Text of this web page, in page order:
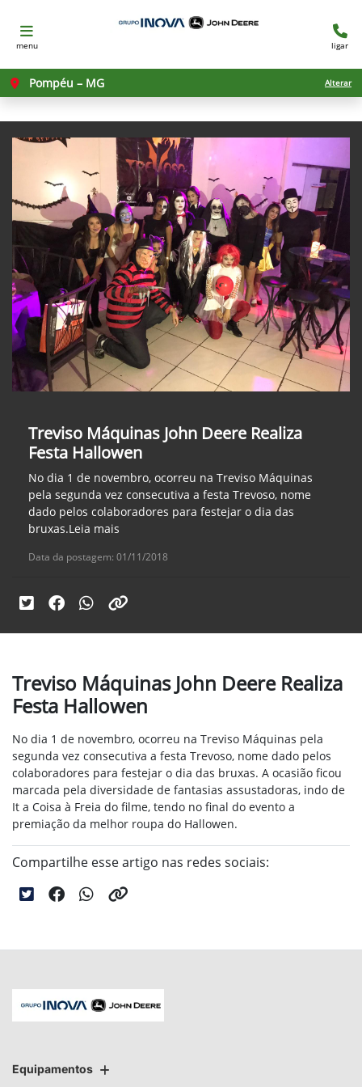
menu ligar
Pompéu – MG Alterar
Treviso Máquinas John Deere Realiza
Festa Hallowen
No dia 1 de novembro, ocorreu na Treviso Máquinas
pela segunda vez consecutiva a festa Trevoso, nome
dado pelos colaboradores para festejar o dia das
bruxas.Leia mais
Data da postagem: 01/11/2018
Treviso Máquinas John Deere Realiza
Festa Hallowen
No dia 1 de novembro, ocorreu na Treviso Máquinas pela
segunda vez consecutiva a festa Trevoso, nome dado pelos
colaboradores para festejar o dia das bruxas. A ocasião ficou
marcada pela diversidade de fantasias assustadoras, indo de
It a Coisa à Freia do filme, tendo no final do evento a
premiação da melhor roupa do Hallowen.
Compartilhe esse artigo nas redes sociais:
Equipamentos